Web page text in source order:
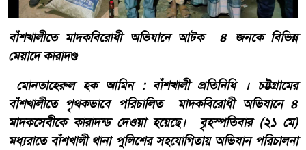
বাঁশখালীতে মাদকবিরোধী অভিযানে আটক ৪ জনকে বিভিন্ন
মেয়াদে কারাদণ্ড
মোনতাহেরুল হক আমিন : বাঁশখালী প্রতিনিধি । চট্টগ্রামের
বাঁশখালীতে পৃথকভাবে পরিচালিত মাদকবিরোধী অভিযানে ৪
মাদকসেবীকে কারাদন্ড দেওয়া হয়েছে। বৃহস্পতিবার (২১ মে)
মধ্যরাতে বাঁশখালী থানা পুলিশের সহযোগিতায় অভিযান পরিচালনা